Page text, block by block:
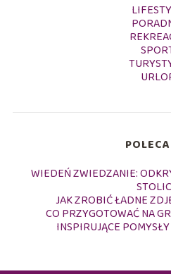
WIEDEŃ ZWIEDZANIE:
JAK ZROBIĆ ŁADNE
CO PRZYGOTOWAĆ NA
INSPIRUJĄCE